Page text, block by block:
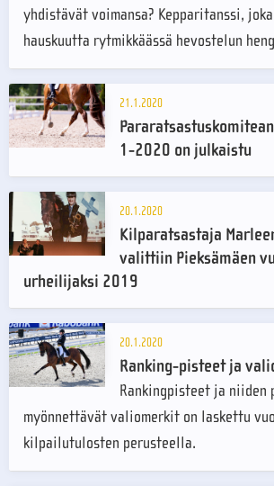
yhdistävät voimansa? Kepparitanssi,
hauskuutta rytmikkäässä hevostelun
21.1.2020
1-2020 on julkaistu
20.1.2020
Kilparatsastaja
valittiin Pieksämäen
urheilijaksi 2019
20.1.2020
Ranking-pisteet ja
Rankingpisteet ja niiden
myönnettävät valiomerkit on laskettu
kilpailutulosten perusteella.